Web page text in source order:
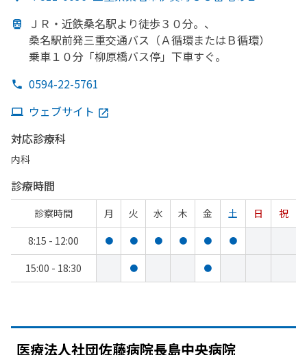
ＪＲ・近鉄桑名駅より徒歩３０分。、
桑名駅前発三重交通バス （Ａ循環またはＢ循環）
乗車１０分 「柳原橋バス停」下車すぐ。
0594-22-5761
ウェブサイト
対応診療科
内科
診療時間
診察時間 月 火 水 木 金 土 日
祝
8:15 - 12:00
● ● ● ● ● ●
15:00 - 18:30 ● ●
医療法人社団佐藤病院長島中央病院